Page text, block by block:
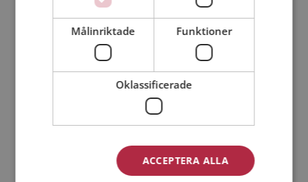
Bli medlem utan kostnad!
Kvinna
Målinriktade Funktioner
Oklassificerade
ACCEPTERA ALLA